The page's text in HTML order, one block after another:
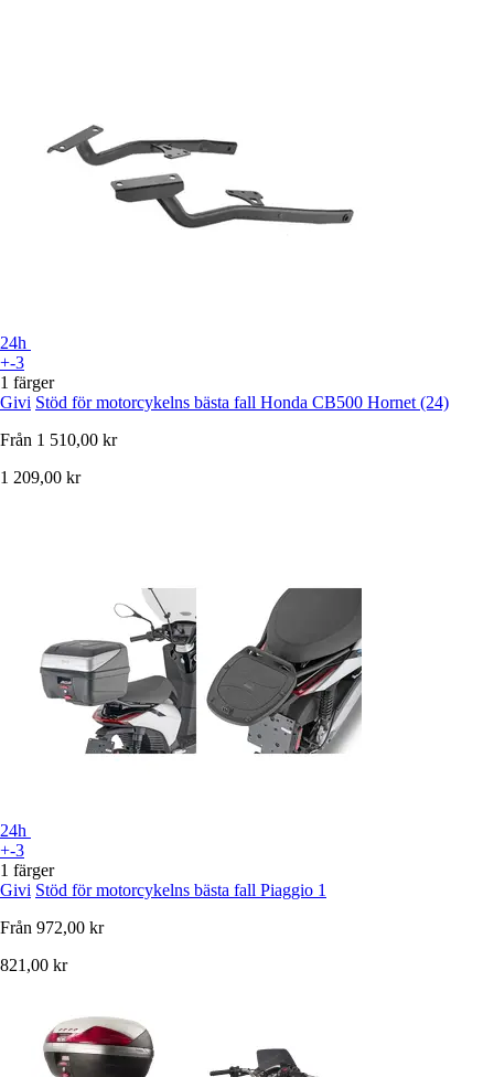
24h
+-3
1 färger
Givi Stöd för motorcykelns bästa fall Honda CB500 Hornet (24)
Från 1 510,00 kr
1 209,00 kr
24h
+-3
1 färger
Givi Stöd för motorcykelns bästa fall Piaggio 1
Från 972,00 kr
821,00 kr